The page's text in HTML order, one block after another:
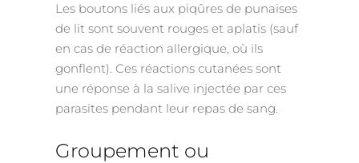
Les boutons liés aux piqûres de punaises
de lit sont souvent rouges et aplatis (sauf
en cas de réaction allergique, où ils
gonflent). Ces réactions cutanées sont
une réponse à la salive injectée par ces
parasites pendant leur repas de sang.
Groupement ou